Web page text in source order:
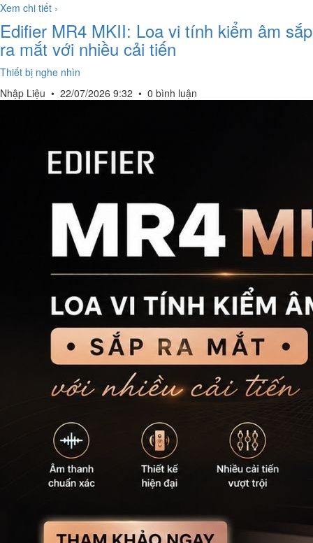
Xem chi tiết ›
Edifier MR4 MKII: Loa vi tính kiểm âm sắp
ra mắt với nhiều cải tiến
Thiết bị nghe nhìn
Nhập Liệu • 22/07/2026 9:32 • 0 bình luận